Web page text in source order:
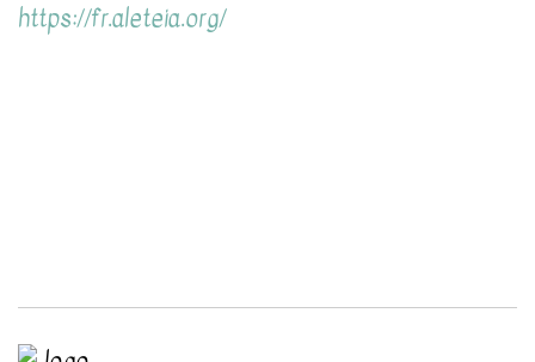
https://fr.aleteia.org/